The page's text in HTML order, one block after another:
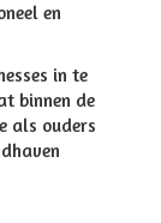
en
in te
binnen de
als ouders